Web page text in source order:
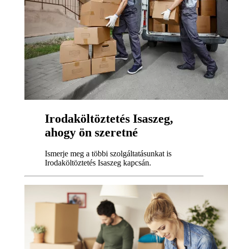
Irodaköltöztetés Isaszeg,
ahogy ön szeretné
Ismerje meg a többi szolgáltatásunkat is
Irodaköltöztetés Isaszeg kapcsán.